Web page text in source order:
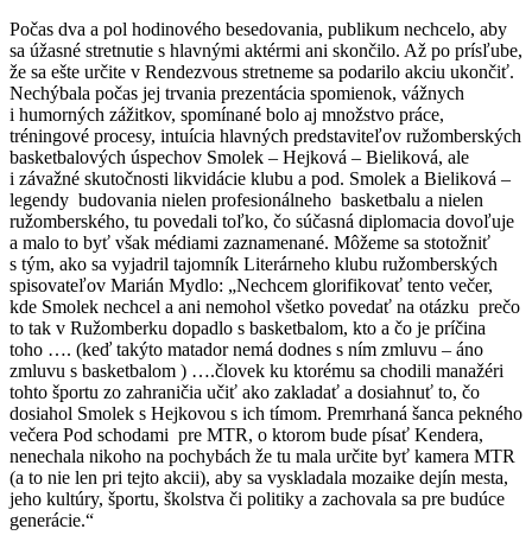
Počas dva a pol hodinového besedovania, publikum nechcelo, aby
sa úžasné stretnutie s hlavnými aktérmi ani skončilo. Až po prísľube,
že sa ešte určite v Rendezvous stretneme sa podarilo akciu ukončiť.
Nechýbala počas jej trvania prezentácia spomienok, vážnych
i humorných zážitkov, spomínané bolo aj množstvo práce,
tréningové procesy, intuícia hlavných predstaviteľov ružomberských
basketbalových úspechov Smolek – Hejková – Bieliková, ale
i závažné skutočnosti likvidácie klubu a pod. Smolek a Bieliková –
legendy budovania nielen profesionálneho basketbalu a nielen
ružomberského, tu povedali toľko, čo súčasná diplomacia dovoľuje
a malo to byť však médiami zaznamenané. Môžeme sa stotožniť
s tým, ako sa vyjadril tajomník Literárneho klubu ružomberských
spisovateľov Marián Mydlo: „Nechcem glorifikovať tento večer,
kde Smolek nechcel a ani nemohol všetko povedať na otázku prečo
to tak v Ružomberku dopadlo s basketbalom, kto a čo je príčina
toho …. (keď takýto matador nemá dodnes s ním zmluvu – áno
zmluvu s basketbalom ) ….človek ku ktorému sa chodili manažéri
tohto športu zo zahraničia učiť ako zakladať a dosiahnuť to, čo
dosiahol Smolek s Hejkovou s ich tímom. Premrhaná šanca pekného
večera Pod schodami pre MTR, o ktorom bude písať Kendera,
nenechala nikoho na pochybách že tu mala určite byť kamera MTR
(a to nie len pri tejto akcii), aby sa vyskladala mozaike dejín mesta,
jeho kultúry, športu, školstva či politiky a zachovala sa pre budúce
generácie.“